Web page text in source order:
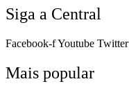
Siga a Central
Facebook-fYoutube Twitter
Mais popular